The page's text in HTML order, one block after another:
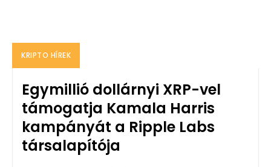
KRIPTO HÍREK
Egymillió dollárnyi XRP-vel
támogatja Kamala Harris
kampányát a Ripple Labs
társalapítója